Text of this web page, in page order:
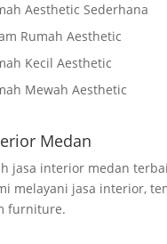
Aesthetic Sederhana
Rumah Aesthetic
Kecil Aesthetic
Mewah Aesthetic
Medan
jasa interior medan
melayani jasa interior,
furniture.